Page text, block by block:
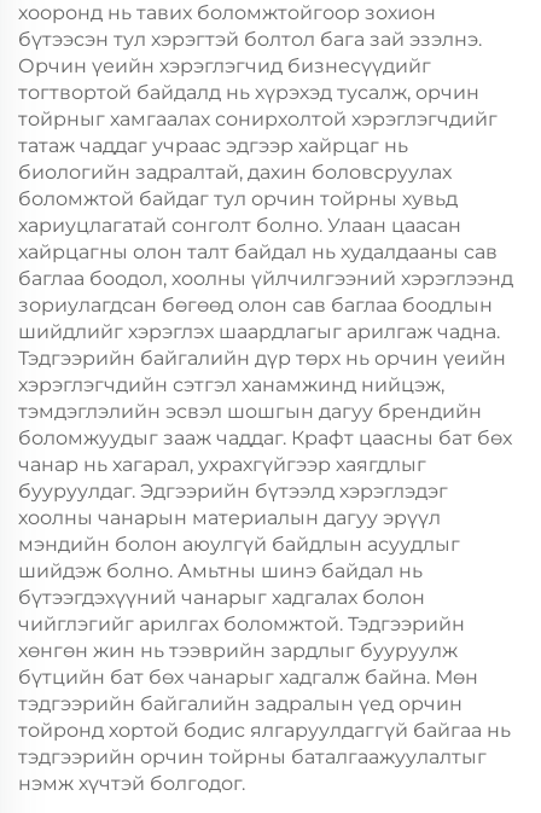
хооронд нь тавих боломжтойгоор зохион
бүтээсэн тул хэрэгтэй болтол бага зай эзэлнэ.
Орчин үеийн хэрэглэгчид бизнесүүдийг
тогтвортой байдалд нь хүрэхэд тусалж, орчин
тойрныг хамгаалах сонирхолтой хэрэглэгчдийг
татаж чаддаг учраас эдгээр хайрцаг нь
биологийн задралтай, дахин боловсруулах
боломжтой байдаг тул орчин тойрны хувьд
хариуцлагатай сонголт болно. Улаан цаасан
хайрцагны олон талт байдал нь худалдааны сав
баглаа боодол, хоолны үйлчилгээний хэрэглээнд
зориулагдсан бөгөөд олон сав баглаа боодлын
шийдлийг хэрэглэх шаардлагыг арилгаж чадна.
Тэдгээрийн байгалийн дүр төрх нь орчин үеийн
хэрэглэгчдийн сэтгэл ханамжинд нийцэж,
тэмдэглэлийн эсвэл шошгын дагуу брендийн
боломжуудыг зааж чаддаг. Крафт цаасны бат бөх
чанар нь хагарал, ухрахгүйгээр хаягдлыг
бууруулдаг. Эдгээрийн бүтээлд хэрэглэдэг
хоолны чанарын материалын дагуу эрүүл
мэндийн болон аюулгүй байдлын асуудлыг
шийдэж болно. Амьтны шинэ байдал нь
бүтээгдэхүүний чанарыг хадгалах болон
чийглэгийг арилгах боломжтой. Тэдгээрийн
хөнгөн жин нь тээврийн зардлыг бууруулж
бүтцийн бат бөх чанарыг хадгалж байна. Мөн
тэдгээрийн байгалийн задралын үед орчин
тойронд хортой бодис ялгаруулдаггүй байгаа нь
тэдгээрийн орчин тойрны баталгаажуулалтыг
нэмж хүчтэй болгодог.